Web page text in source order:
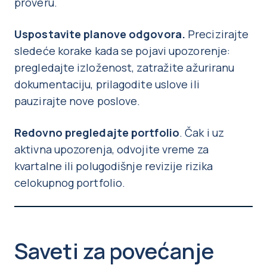
Uspostavite planove odgovora. Precizirajte
sledeće korake kada se pojavi upozorenje:
pregledajte izloženost, zatražite ažuriranu
dokumentaciju, prilagodite uslove ili
pauzirajte nove poslove.
Redovno pregledajte portfolio. Čak i uz
aktivna upozorenja, odvojite vreme za
kvartalne ili polugodišnje revizije rizika
celokupnog portfolio.
Saveti za povećanje